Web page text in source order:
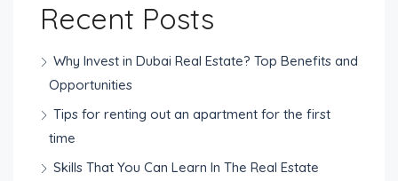
Recent Posts
Why Invest in Dubai Real Estate? Top Benefits and
Opportunities
Tips for renting out an apartment for the first
time
Skills That You Can Learn In The Real Estate